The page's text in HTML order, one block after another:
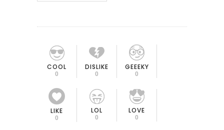
COOL
0
DISLIKE
0
GEEEKY
0
LIKE
0
LOL
0
LOVE
0